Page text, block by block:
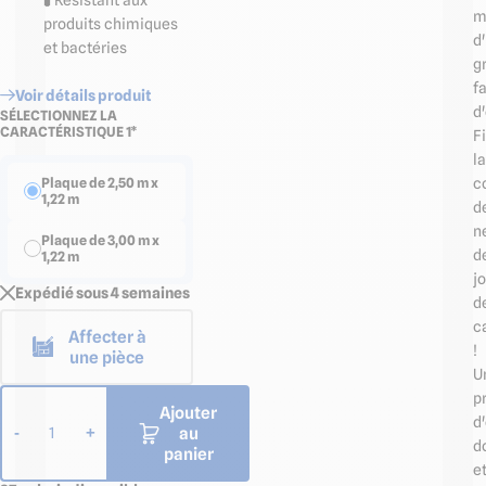
produits chimiques
et bactéries
Voir détails produit
SÉLECTIONNEZ LA
CARACTÉRISTIQUE 1*
Plaque de 2,50 m x
1,22 m
Plaque de 3,00 m x
1,22 m
Expédié sous 4 semaines
Affecter à
une pièce
- 1 +
Ajouter
au
panier
la
!
et